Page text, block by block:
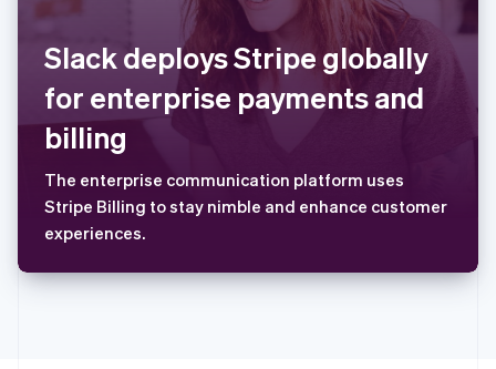
Slack deploys Stripe globally
for enterprise payments and
billing
The enterprise communication platform uses
Stripe Billing to stay nimble and enhance customer
experiences.
西班牙
新加坡
简体中文
新西兰
English
匈牙利
English
意大利
ItalianoEnglish
印度
英国